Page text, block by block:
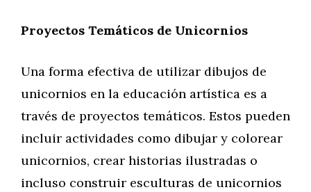
Proyectos Temáticos de Unicornios
Una forma efectiva de utilizar dibujos de
unicornios en la educación artística es a
través de proyectos temáticos. Estos pueden
incluir actividades como dibujar y colorear
unicornios, crear historias ilustradas o
incluso construir esculturas de unicornios